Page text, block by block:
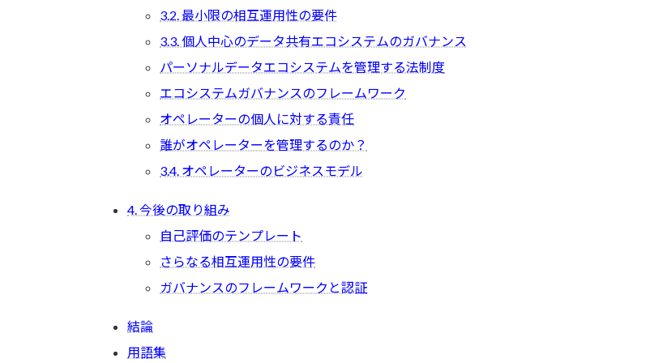
3.2. 最小限の相互運用性の要件
3.3. 個人中心のデータ共有エコシステムのガバナンス
パーソナルデータエコシステムを管理する法制度
エコシステムガバナンスのフレームワーク
オペレーターの個人に対する責任
誰がオペレーターを管理するのか？
3.4. オペレーターのビジネスモデル
4. 今後の取り組み
自己評価のテンプレート
さらなる相互運用性の要件
ガバナンスのフレームワークと認証
結論
用語集